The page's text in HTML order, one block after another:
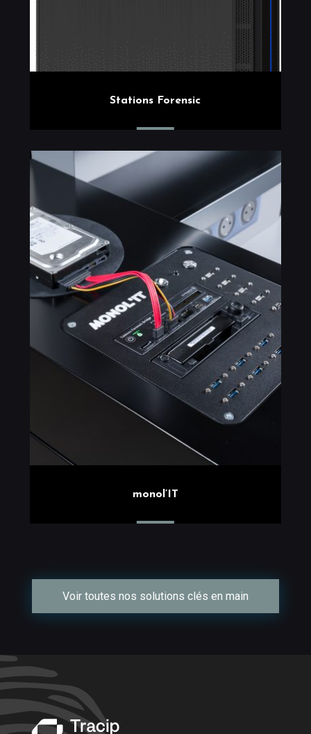
Stations Forensic
monol’IT
Voir toutes nos solutions clés en main